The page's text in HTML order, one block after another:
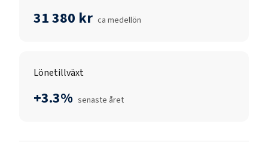
31 380 kr ca medellön
Lönetillväxt
+3.3% senaste året